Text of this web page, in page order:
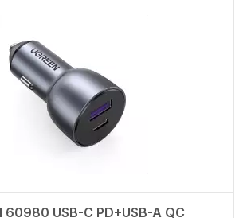
60980 USB-C PD+USB-A QC